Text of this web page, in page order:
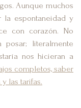
Aunque muchos
la espontaneidad y
con corazón. No
literalmente
nos hicieran a
completos, saber
las tarifas.